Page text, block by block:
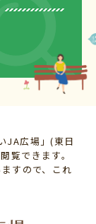
JA広場」(東日
覧できます。
すので、これ